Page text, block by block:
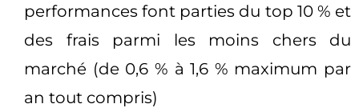
performances font parties du top 10 % et
des frais parmi les moins chers du
marché (de 0,6 % à 1,6 % maximum par
an tout compris)